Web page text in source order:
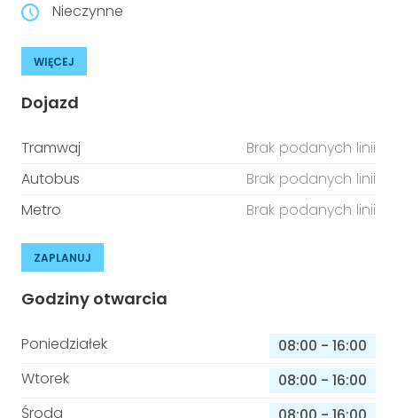
Nieczynne
WIĘCEJ
Dojazd
Tramwaj
Brak podanych linii
Autobus
Brak podanych linii
Metro
Brak podanych linii
ZAPLANUJ
Godziny otwarcia
Poniedziałek 08:00 - 16:00
Wtorek
08:00 - 16:00
Środa